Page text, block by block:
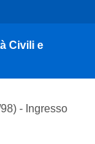
Civili e
- Ingresso